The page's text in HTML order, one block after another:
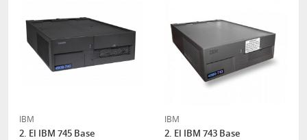
IBM
2. El IBM 745 Base
IBM
2. El IBM 743 Base